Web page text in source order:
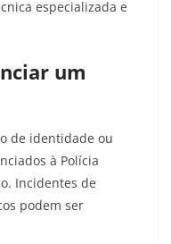
especializada e
um
de identidade ou
à Polícia
Incidentes de
podem ser